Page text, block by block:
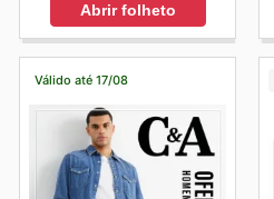
Abrir folheto
Válido até 17/08